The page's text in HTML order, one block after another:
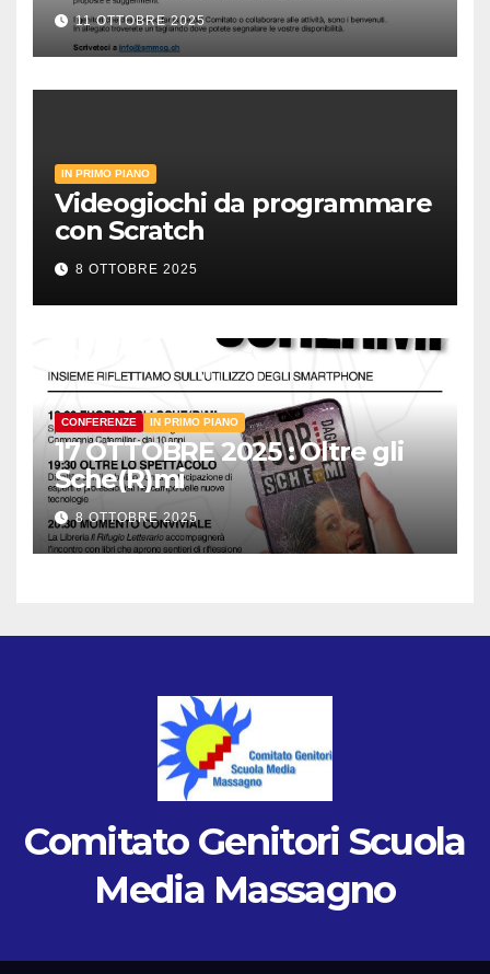
11 OTTOBRE 2025
IN PRIMO PIANO
Videogiochi da programmare
con Scratch
8 OTTOBRE 2025
CONFERENZE IN PRIMO PIANO
17 OTTOBRE 2025 : Oltre gli
Sche(R)mi
8 OTTOBRE 2025
Comitato Genitori Scuola
Media Massagno